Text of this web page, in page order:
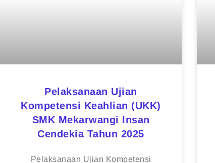
Pelaksanaan Ujian
Kompetensi Keahlian (UKK)
SMK Mekarwangi Insan
Cendekia Tahun 2025
Pelaksanaan Ujian Kompetensi